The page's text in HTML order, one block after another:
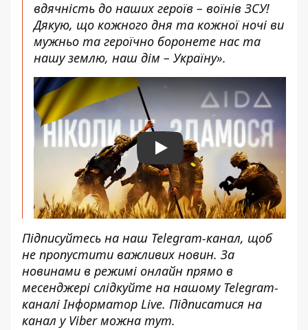
вдячність до наших героїв – воїнів ЗСУ!
Дякую, що кожного дня та кожної ночі ви
мужньо та героїчно боронете нас та
нашу землю, наш дім – Україну».
Play
Підписуйтесь на наш Telegram-канал, щоб
не пропустити важливих новин. За
новинами в режимі онлайн прямо в
месенджері слідкуйте на нашому Telegram-
каналіІнформатор Live. Підписатися на
канал у Viber можна тут.